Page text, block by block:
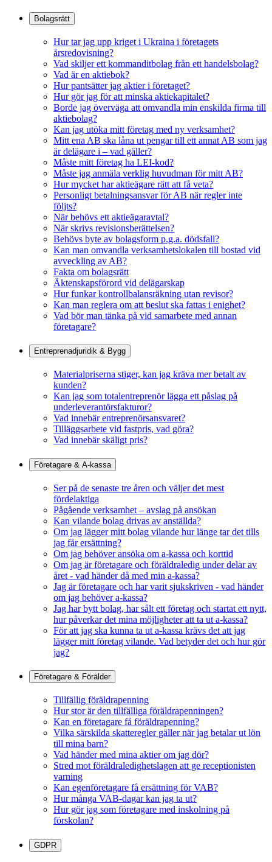
Bolagsrätt
Hur tar jag upp kriget i Ukraina i företagets
årsredovisning?
Vad skiljer ett kommanditbolag från ett handelsbolag?
Vad är en aktiebok?
Hur pantsätter jag aktier i företaget?
Hur gör jag för att minska aktiekapitalet?
Borde jag överväga att omvandla min enskilda firma till
aktiebolag?
Kan jag utöka mitt företag med ny verksamhet?
Mitt ena AB ska låna ut pengar till ett annat AB som jag
är delägare i – vad gäller?
Måste mitt företag ha LEI-kod?
Måste jag anmäla verklig huvudman för mitt AB?
Hur mycket har aktieägare rätt att få veta?
Personligt betalningsansvar för AB när regler inte
följts?
När behövs ett aktieägaravtal?
När skrivs revisionsberättelsen?
Behövs byte av bolagsform p.g.a. dödsfall?
Kan man omvandla verksamhetslokalen till bostad vid
avveckling av AB?
Fakta om bolagsrätt
Äktenskapsförord vid delägarskap
Hur funkar kontrollbalansräkning utan revisor?
Kan man reglera om att beslut ska fattas i enighet?
Vad bör man tänka på vid samarbete med annan
företagare?
Entreprenadjuridik & Bygg
Materialpriserna stiger, kan jag kräva mer betalt av
kunden?
Kan jag som totalentreprenör lägga ett påslag på
underleverantörsfakturor?
Vad innebär entreprenörsansvaret?
Tilläggsarbete vid fastpris, vad göra?
Vad innebär skäligt pris?
Företagare & A-kassa
Ser på de senaste tre åren och väljer det mest
fördelaktiga
Pågående verksamhet – avslag på ansökan
Kan vilande bolag drivas av anställda?
Om jag lägger mitt bolag vilande hur länge tar det tills
jag får ersättning?
Om jag behöver ansöka om a-kassa och korttid
Om jag är företagare och föräldraledig under delar av
året - vad händer då med min a-kassa?
Jag är företagare och har varit sjukskriven - vad händer
om jag behöver a-kassa?
Jag har bytt bolag, har sålt ett företag och startat ett nytt,
hur påverkar det mina möjligheter att ta ut a-kassa?
För att jag ska kunna ta ut a-kassa krävs det att jag
lägger mitt företag vilande. Vad betyder det och hur gör
jag?
Företagare & Förälder
Tillfällig föräldrapenning
Hur stor är den tillfälliga föräldrapenningen?
Kan en företagare få föräldrapenning?
Vilka särskilda skatteregler gäller när jag betalar ut lön
till mina barn?
Vad händer med mina aktier om jag dör?
Stred mot föräldraledighetslagen att ge receptionisten
varning
Kan egenföretagare få ersättning för VAB?
Hur många VAB-dagar kan jag ta ut?
Hur gör jag som företagare med inskolning på
förskolan?
GDPR